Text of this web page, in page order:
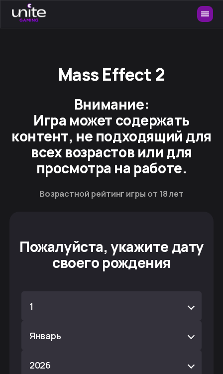
Mass Effect 2
Внимание:
Игра может содержать
контент, не подходящий для
всех возрастов или для
просмотра на работе.
Возрастной рейтинг игры от 18 лет
Пожалуйста, укажите дату
своего рождения
1
Январь
2026